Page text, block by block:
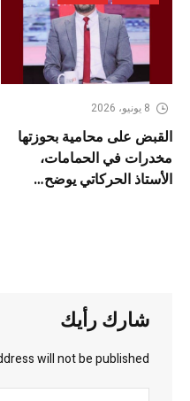
8 يونيو، 2026
القبض على محامية بحوزتها
مخدرات في الحمامات،
الأستاذ الحركاتي يوضح…
شارك رأيك
will not be published.